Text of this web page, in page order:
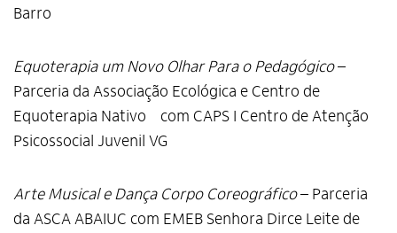
Barro
Equoterapia um Novo Olhar Para o Pedagógico–
Parceria da Associação Ecológica e Centro de
Equoterapia Nativo com CAPS I Centro de Atenção
Psicossocial Juvenil VG
Arte Musical e Dança Corpo Coreográfico– Parceria
da ASCA ABAIUC com EMEB Senhora Dirce Leite de